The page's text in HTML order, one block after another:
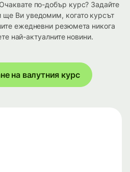
по-добър курс? Задайте
ще Ви уведомим, когато курсът
ежедневни резюмета никога
най-актуалните новини.
на валутния курс